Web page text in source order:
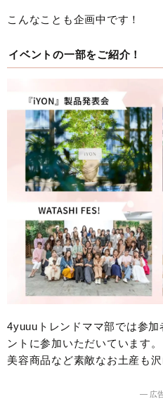
こんなことも企画中です！
イベントの一部をご紹介！
4yuuuトレンドママ部では参
ントに参加いただいています。
美容商品など素敵なお土産も
― 広